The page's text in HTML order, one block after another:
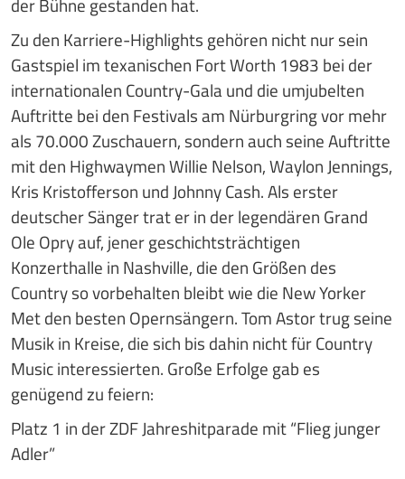
der Bühne gestanden hat.
Zu den Karriere-Highlights gehören nicht nur sein
Gastspiel im texanischen Fort Worth 1983 bei der
internationalen Country-Gala und die umjubelten
Auftritte bei den Festivals am Nürburgring vor mehr
als 70.000 Zuschauern, sondern auch seine Auftritte
mit den Highwaymen Willie Nelson, Waylon Jennings,
Kris Kristofferson und Johnny Cash. Als erster
deutscher Sänger trat er in der legendären Grand
Ole Opry auf, jener geschichtsträchtigen
Konzerthalle in Nashville, die den Größen des
Country so vorbehalten bleibt wie die New Yorker
Met den besten Opernsängern. Tom Astor trug seine
Musik in Kreise, die sich bis dahin nicht für Country
Music interessierten. Große Erfolge gab es
genügend zu feiern:
Platz 1 in der ZDF Jahreshitparade mit “Flieg junger
Adler”